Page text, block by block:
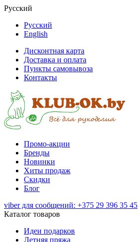
Русский
Русский
English
Дисконтная карта
Доставка и оплата
Пункты самовывоза
Контакты
Промо-акции
Бренды
Новинки
Хиты продаж
Скидки
Блог
viber для сообщений: +375 29 396 35 45
Каталог товаров
Идеи подарков
Летняя пряжа